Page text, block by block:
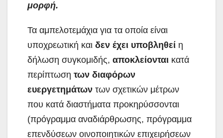
μορφή.
Τα αμπελοτεμάχια για τα οποία είναι
υποχρεωτική και δεν έχει υποβληθεί η
δήλωση συγκομιδής, αποκλείονται κατά
περίπτωση των διαφόρων
ευεργετημάτων των σχετικών μέτρων
που κατά διαστήματα προκηρύσσονται
(πρόγραμμα αναδιάρθρωσης, πρόγραμμα
επενδύσεων οινοποιητικών επιχειρήσεων